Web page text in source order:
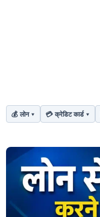
💰 लोन 💳 क्रेडिट कार्ड